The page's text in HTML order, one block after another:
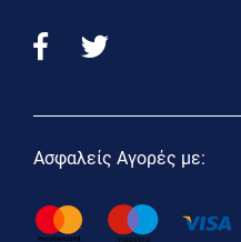
Ασφαλείς Αγορές με: